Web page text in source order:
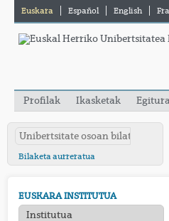
Euskara Español English
Profilak Ikasketak
Bilaketa aurreratua
EUSKARA INSTITUTUA
Institutua